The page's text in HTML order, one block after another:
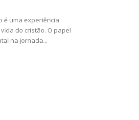
é uma experiência
do cristão. O papel
na jornada...